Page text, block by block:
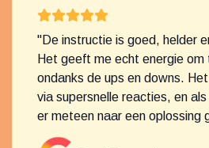
"De instructie is goed, helder
Het geeft me echt energie om
ondanks de ups en downs.
via supersnelle reacties, en
er meteen naar een oplossing